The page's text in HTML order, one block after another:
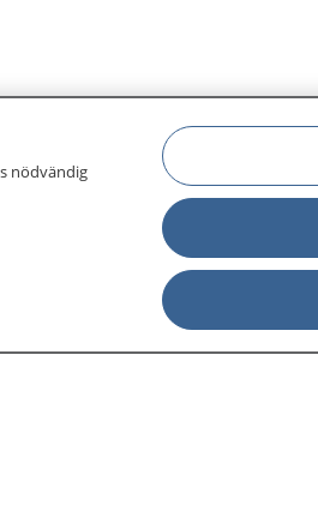
Other languages
nödvändig